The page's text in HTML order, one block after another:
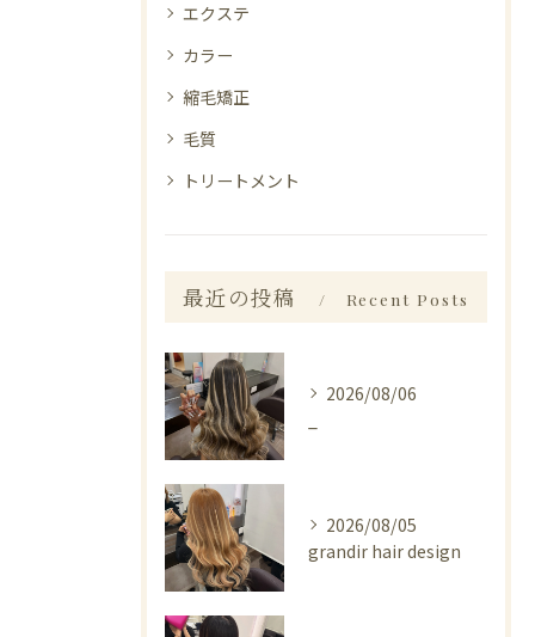
エクステ
カラー
縮毛矯正
毛質
トリートメント
最近の投稿 Recent Posts
2026/08/06
2026/08/05
grandir hair design